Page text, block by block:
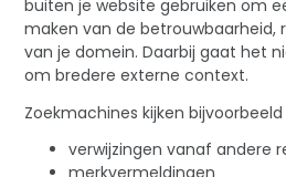
buiten je website gebruiken om
maken van de betrouwbaarheid,
van je domein. Daarbij gaat het
om bredere externe context.
Zoekmachines kijken bijvoorbeeld
verwijzingen vanaf andere